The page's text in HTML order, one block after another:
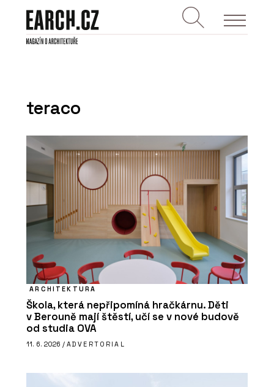
teraco
ARCHITEKTURA
Škola, která nepřipomíná hračkárnu. Děti
v Berouně mají štěstí, učí se v nové budově
od studia OVA
11. 6. 2026 / ADVERTORIAL